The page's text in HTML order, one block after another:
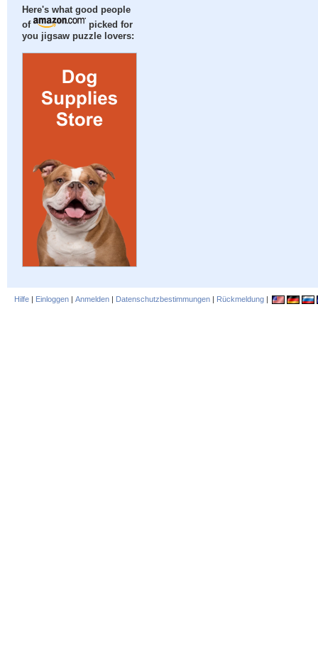
Here's what good people
of
picked for
you jigsaw puzzle lovers:
Hilfe | Einloggen | Anmelden | Datenschutzbestimmungen | Rückmeldung |